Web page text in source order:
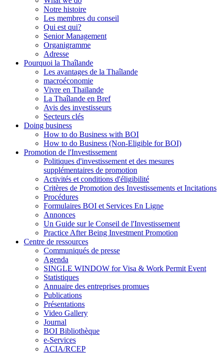
Notre histoire
Les membres du conseil
Qui est qui?
Senior Management
Organigramme
Adresse
Pourquoi la Thaîlande
Les avantages de la Thaîlande
macroéconomie
Vivre en Thaïlande
La Thaîlande en Bref
Avis des investisseurs
Secteurs clés
Doing business
How to do Business with BOI
How to do Business (Non-Eligible for BOI)
Promotion de l'Investissement
Politiques d'investissement et des mesures
supplémentaires de promotion
Activités et conditions d'éligibilité
Critères de Promotion des Investissements et Incitations
Procédures
Formulaires BOI et Services En Ligne
Annonces
Un Guide sur le Conseil de l'Investissement
Practice After Being Investment Promotion
Centre de ressources
Communiqués de presse
Agenda
SINGLE WINDOW for Visa & Work Permit Event
Statistiques
Annuaire des entreprises promues
Publications
Présentations
Video Gallery
Journal
BOI Bibliothèque
e-Services
ACIA/RCEP